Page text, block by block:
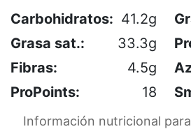
Carbohidratos: 41.2g
Grasa sat.:
33.3g
Fibras:
4.5g
ProPoints:
18
Información nutricional